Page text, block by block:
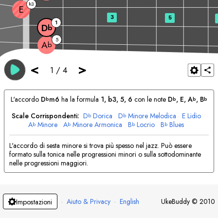
< 1 / 4 >
Ab 5
Db 1
E b3
3 5
L'accordo Dbm6 ha la formula 1, b3, 5, 6 con le note Db, E, Ab, Bb
Scale Corrispondenti: Db Dorica Db Minore Melodica E Lidio
Ab Minore Ab Minore Armonica Bb Locrio Bb Blues
L'accordo di sesta minore si trova più spesso nel jazz. Può essere
formato sulla tonica nelle progressioni minori o sulla sottodominante
nelle progressioni maggiori.
Impostazioni · Aiuto & Privacy · English UkeBuddy © 2010